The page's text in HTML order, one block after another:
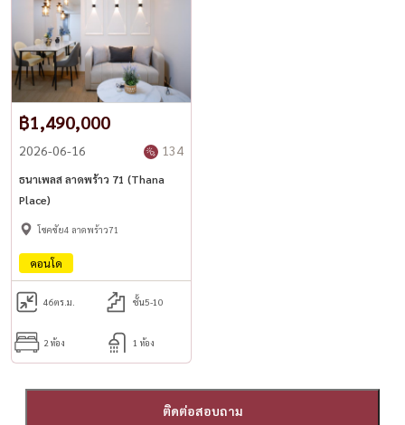
#RealEstateBangkok #บ้านสองชั้น #บ้านย่านลาดพร้าว
฿1,490,000
2026-06-16 134
ธนาเพลส ลาดพร้าว 71 (Thana
Place)
โชคชัย4 ลาดพร้าว71
คอนโด
46ตร.ม. ชั้น5-10
2 ห้อง 1 ห้อง
ติดต่อสอบถาม